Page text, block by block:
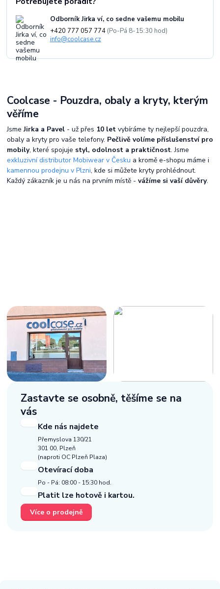
Odborník Jirka ví, co sedne vašemu mobilu
+420 777 057 774 (Po-Pá 8-15:30 hod)
info@coolcase.cz
Coolcase - Pouzdra, obaly a kryty, kterým
věříme
JsmeJirka a Pavel - už přes 10 let vybíráme ty nejlepší pouzdra,
obaly a kryty pro vaše telefony. Pečlivě volíme příslušenství pro
mobily, které spojuje styl, odolnost a praktičnost. Jsme
exkluzivní distributor Mobiwear v Česku a kromě e-shopu máme i
kamennou prodejnu v Plzni, kde si můžete kryty prohlédnout.
Každý zákazník je u nás na prvním místě - vážíme si vaší důvěry.
Zastavte se osobně, těšíme se na
vás
Kde nás najdete
Přemyslova 130/21
301 00, Plzeň
(naproti OC Plzeň Plaza)
Otevírací doba
Po - Pá: 08:00 - 15:30 hod.
Platit lze hotově i kartou.
Více o prodejně